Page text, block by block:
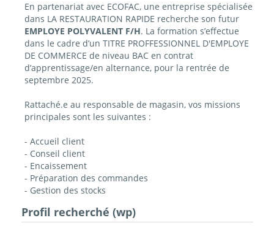
En partenariat avec ECOFAC, une entreprise spécialisée
dans LA RESTAURATION RAPIDE recherche son futur
EMPLOYE POLYVALENT F/H. La formation s’effectue
dans le cadre d’un TITRE PROFFESSIONNEL D'EMPLOYE
DE COMMERCE de niveau BACen contrat
d’apprentissage/en alternance, pour la rentrée de
septembre 2025.
Rattaché.e au responsable de magasin,vos missions
principales sont les suivantes :
- Accueil client
- Conseil client
- Encaissement
- Préparation des commandes
- Gestion des stocks
Profil recherché (wp)